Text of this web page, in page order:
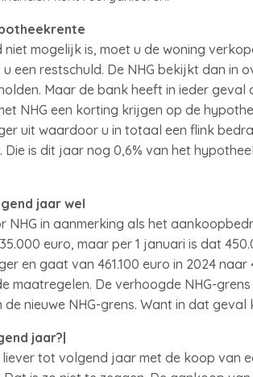
niet mogelijk is, moet u de woning
u een restschuld. De NHG bekijkt dan
Maar de bank heeft in ieder
NHG een korting krijgen op de
uit waardoor u in totaal een flink
is dit jaar nog 0,6% van het
jaar wel
NHG in aanmerking als het
euro, maar per 1 januari is dat
en gaat van 461.100 euro in 2024
maatregelen. De verhoogde NHG-
de nieuwe NHG-grens. Want in dat
jaar?|
liever tot volgend jaar met de koop van